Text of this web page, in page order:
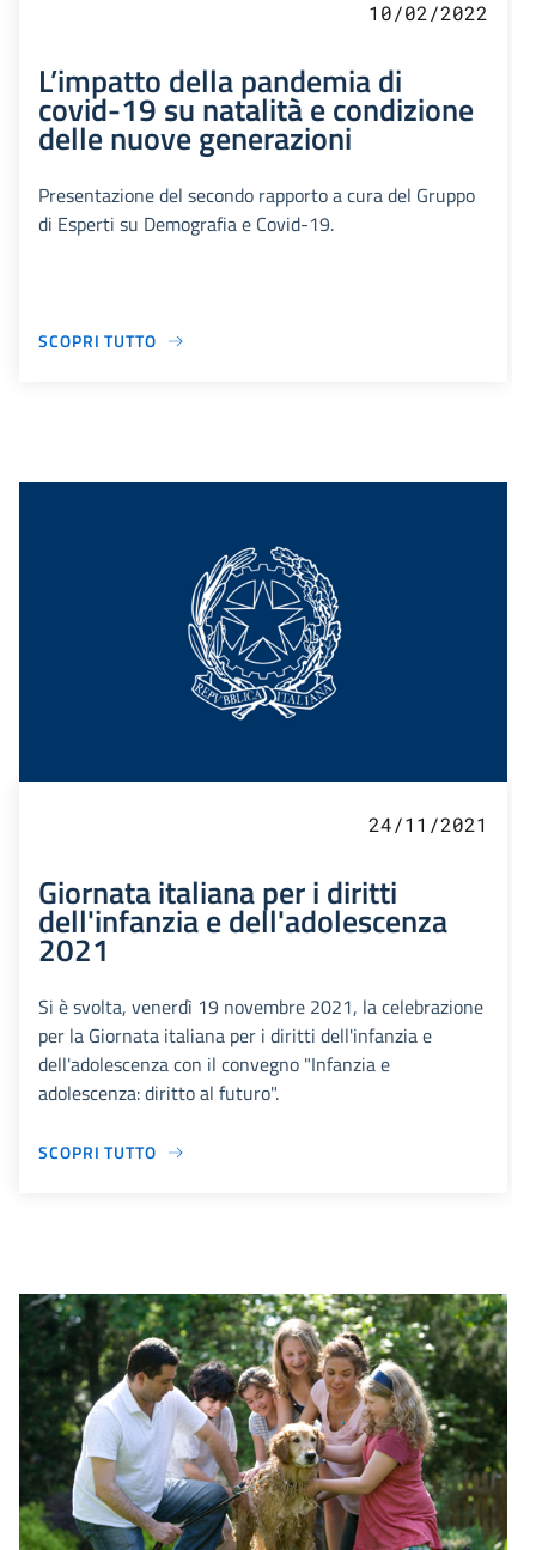
10/02/2022
L’impatto della pandemia di
covid-19 su natalità e condizione
delle nuove generazioni
Presentazione del secondo rapporto a cura del Gruppo
di Esperti su Demografia e Covid-19.
SCOPRI TUTTO
24/11/2021
Giornata italiana per i diritti
dell'infanzia e dell'adolescenza
2021
Si è svolta, venerdì 19 novembre 2021, la celebrazione
per la Giornata italiana per i diritti dell'infanzia e
dell'adolescenza con il convegno "Infanzia e
adolescenza: diritto al futuro".
SCOPRI TUTTO